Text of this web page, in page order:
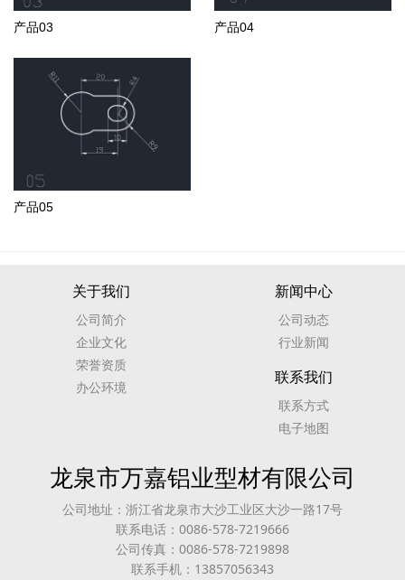
产品03 产品04
产品05
关于我们
公司简介
企业文化
荣誉资质
办公环境
新闻中心
公司动态
行业新闻
联系我们
联系方式
电子地图
龙泉市万嘉铝业型材有限公司
公司地址：浙江省龙泉市大沙工业区大沙一路17号
联系电话：0086-578-7219666
公司传真：0086-578-7219898
联系手机：13857056343